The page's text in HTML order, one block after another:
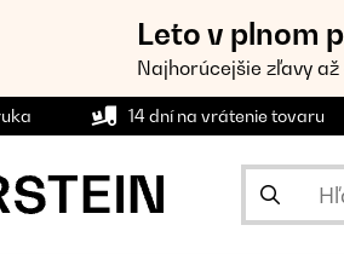
Leto v plnom
Najhorúcejšie zľavy až
14 dní na vrátenie tovaru